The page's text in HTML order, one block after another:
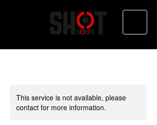
This service is not available, please
contact for more information.